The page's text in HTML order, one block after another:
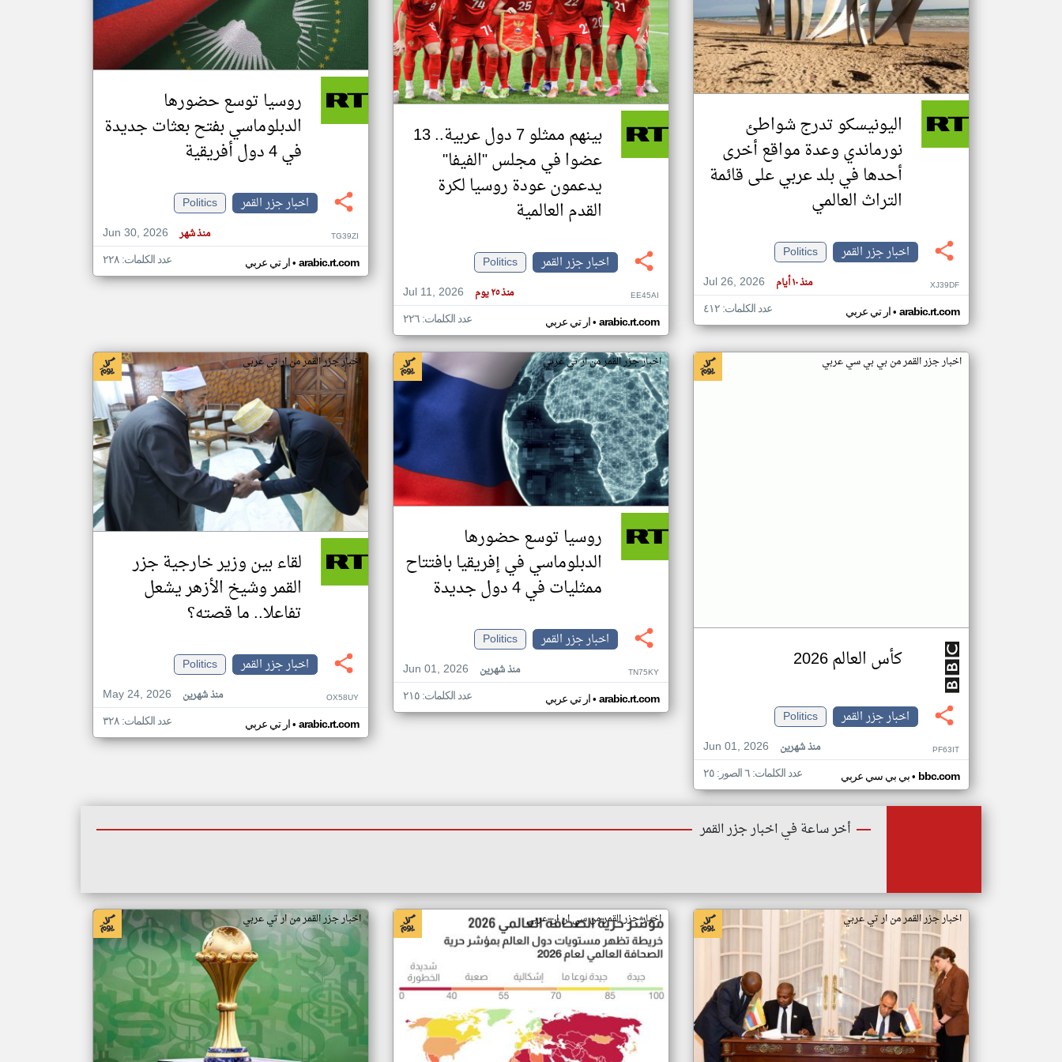
تغيير الدولة
اخبار جزر القمر على مدار الساعة
أهم اخبار جزر القمر العاجلة والمباشرة
اليونيسكو تدرج شواطئ
نورماندي وعدة مواقع أخرى
أحدها في بلد عربي على قائمة
التراث العالمي
اخبار جزر القمر
Politics
Jul 26, 2026
منذ ١٠ أيام XJ39DF
ار تي عربي• arabic.rt.com عدد الكلمات: ٤١٢
بينهم ممثلو 7 دول عربية.. 13
عضوا في مجلس "الفيفا"
يدعمون عودة روسيا لكرة
القدم العالمية
اخبار جزر القمر
Politics
Jul 11, 2026
منذ ٢٥ يوم EE45AI
ار تي عربي• arabic.rt.com عدد الكلمات: ٢٢٦
روسيا توسع حضورها
الدبلوماسي بفتح بعثات جديدة
في 4 دول أفريقية
اخبار جزر القمر
Politics
Jun 30, 2026
منذ شهر TG39ZI
ار تي عربي• arabic.rt.com عدد الكلمات: ٢٢٨
اخبار جزر القمر من بي بي سي عربي
كأس العالم 2026
اخبار جزر القمر
Politics
Jun 01, 2026
منذ شهرين PF63IT
بي بي سي عربي• bbc.com عدد الكلمات: ٦ الصور: ٢٥
اخبار جزر القمر من ار تي عربي
روسيا توسع حضورها
الدبلوماسي في إفريقيا بافتتاح
ممثليات في 4 دول جديدة
اخبار جزر القمر
Politics
Jun 01, 2026
منذ شهرين TN75KY
ار تي عربي• arabic.rt.com عدد الكلمات: ٢١٥
اخبار جزر القمر من ار تي عربي
لقاء بين وزير خارجية جزر
القمر وشيخ الأزهر يشعل
تفاعلا.. ما قصته؟
اخبار جزر القمر
Politics
May 24, 2026
منذ شهرين OX58UY
ار تي عربي• arabic.rt.com عدد الكلمات: ٣٢٨
أخر ساعة في اخبار جزر القمر
اخبار جزر القمر من ار تي عربي اخبار جزر القمر من سي ان ان عربي اخبار جزر القمر من ار تي عربي
klyoum.com